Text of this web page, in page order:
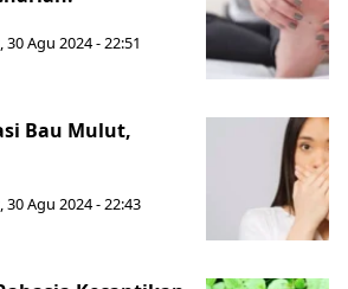
30 Agu 2024 - 22:51
Bau Mulut,
30 Agu 2024 - 22:43